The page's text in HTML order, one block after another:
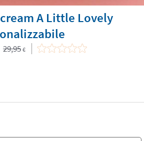
A Little Lovely
29,95 €